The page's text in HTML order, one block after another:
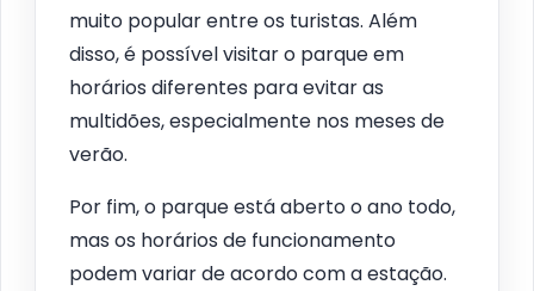
muito popular entre os turistas. Além
disso, é possível visitar o parque em
horários diferentes para evitar as
multidões, especialmente nos meses de
verão.
Por fim, o parque está aberto o ano todo,
mas os horários de funcionamento
podem variar de acordo com a estação.